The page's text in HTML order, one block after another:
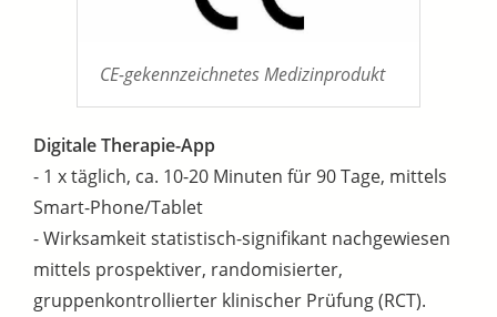
CE-gekennzeichnetes Medizinprodukt
Digitale Therapie-App
- 1 x täglich, ca. 10-20 Minuten für 90 Tage, mittels
Smart-Phone/Tablet
- Wirksamkeit statistisch-signifikant nachgewiesen
mittels prospektiver, randomisierter,
gruppenkontrollierter klinischer Prüfung (RCT).